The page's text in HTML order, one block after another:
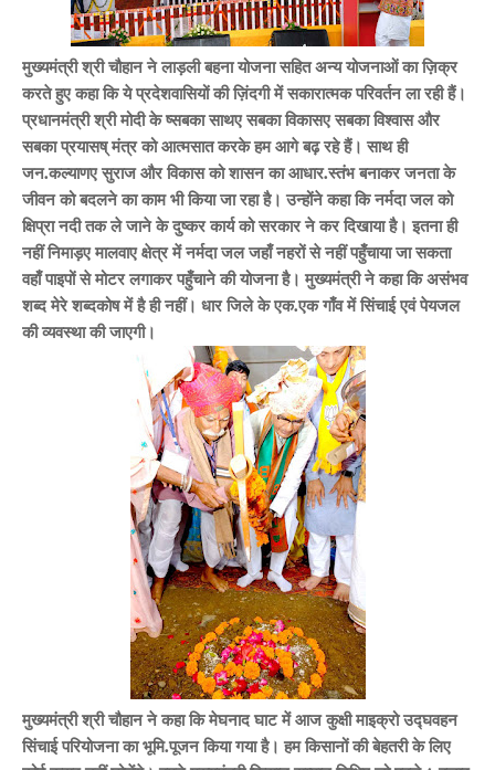
मुख्यमंत्री श्री चौहान ने लाड़ली बहना योजना सहित अन्य योजनाओं का ज़िक्र
करते हुए कहा कि ये प्रदेशवासियों की ज़िंदगी में सकारात्मक परिवर्तन ला रही हैं।
प्रधानमंत्री श्री मोदी के ष्सबका साथए सबका विकासए सबका विश्वास और
सबका प्रयासष् मंत्र को आत्मसात करके हम आगे बढ़ रहे हैं। साथ ही
जन.कल्याणए सुराज और विकास को शासन का आधार.स्तंभ बनाकर जनता के
जीवन को बदलने का काम भी किया जा रहा है। उन्होंने कहा कि नर्मदा जल को
क्षिप्रा नदी तक ले जाने के दुष्कर कार्य को सरकार ने कर दिखाया है। इतना ही
नहीं निमाड़ए मालवाए क्षेत्र में नर्मदा जल जहाँ नहरों से नहीं पहुँचाया जा सकता
वहाँ पाइपों से मोटर लगाकर पहुँचाने की योजना है। मुख्यमंत्री ने कहा कि असंभव
शब्द मेरे शब्दकोष में है ही नहीं। धार जिले के एक.एक गाँव में सिंचाई एवं पेयजल
की व्यवस्था की जाएगी।
मुख्यमंत्री श्री चौहान ने कहा कि मेघनाद घाट में आज कुक्षी माइक्रो उद्घवहन
सिंचाई परियोजना का भूमि.पूजन किया गया है। हम किसानों की बेहतरी के लिए